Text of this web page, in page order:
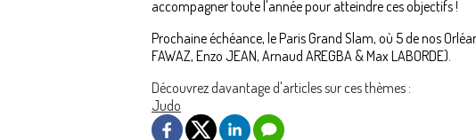
accompagner toute l'année pour atteindre ces objectifs !
Prochaine échéance, le Paris Grand Slam, où 5 de nos
FAWAZ, Enzo JEAN, Arnaud AREGBA & Max LABORDE).
Découvrez davantage d'articles sur ces thèmes :
Judo